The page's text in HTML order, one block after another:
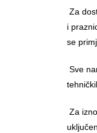
Za
i
se
Sve
Za